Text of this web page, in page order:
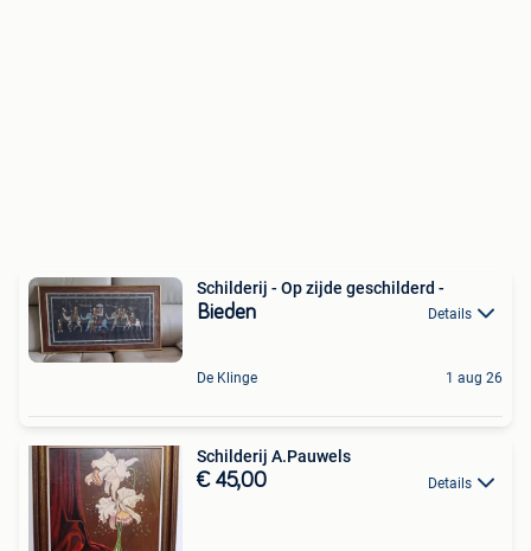
Schilderij - Op zijde geschilderd -
Bieden Details
De Klinge 1 aug 26
Schilderij A.Pauwels
€ 45,00 Details